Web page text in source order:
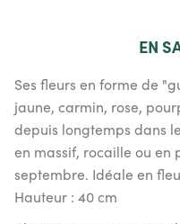
EN
Ses fleurs en forme de
jaune, carmin, rose,
depuis longtemps dans
en massif, rocaille ou en
septembre. Idéale en
Hauteur : 40 cm